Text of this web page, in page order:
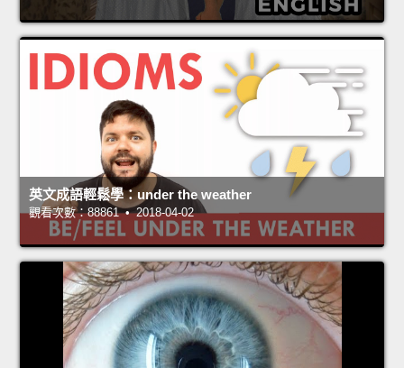
英文成語輕鬆學：under the weather
觀看次數：88861 • 2018-04-02